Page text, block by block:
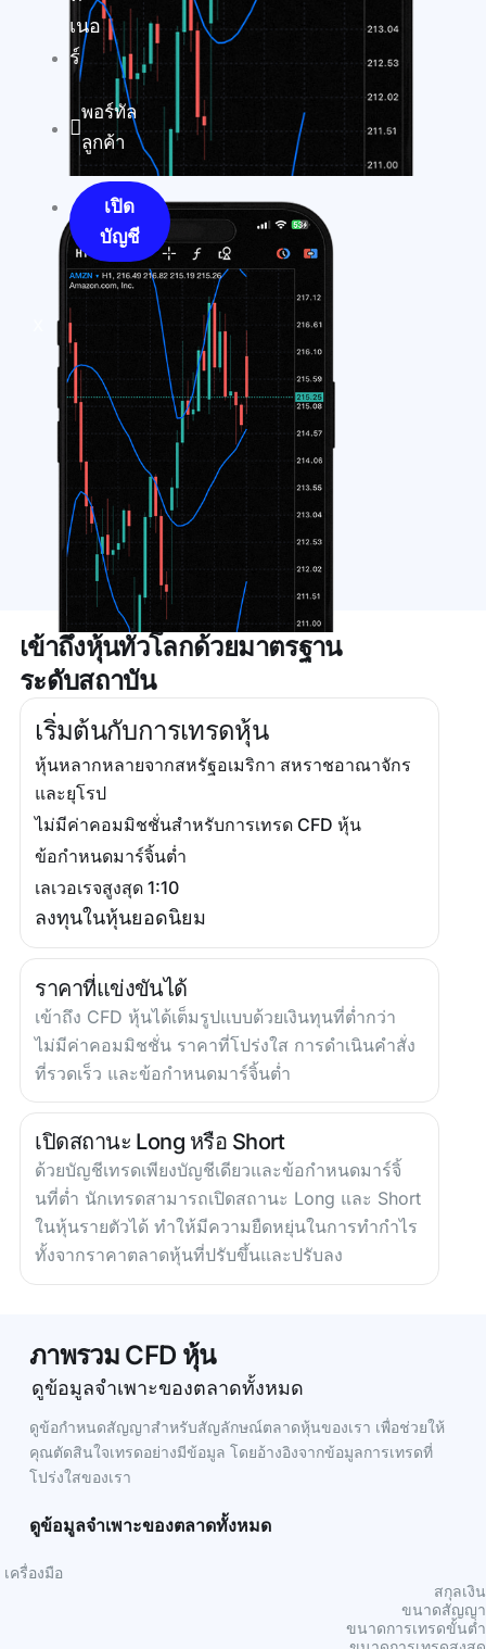
เนอ
ร์
พอร์ทัล
ลูกค้า
เปิด
บัญชี
เข้าถึงหุ้นทั่วโลกด้วยมาตรฐาน
ระดับสถาบัน
เริ่มต้นกับการเทรดหุ้น
หุ้นหลากหลายจากสหรัฐอเมริกา สหราชอาณาจักร
และยุโรป
ไม่มีค่าคอมมิชชั่นสำหรับการเทรด CFD หุ้น
ข้อกำหนดมาร์จิ้นต่ำ
เลเวอเรจสูงสุด 1:10
ลงทุนในหุ้นยอดนิยม
ราคาที่แข่งขันได้
เข้าถึง CFD หุ้นได้เต็มรูปแบบด้วยเงินทุนที่ต่ำกว่า
ไม่มีค่าคอมมิชชั่น ราคาที่โปร่งใส การดำเนินคำสั่ง
ที่รวดเร็ว และข้อกำหนดมาร์จิ้นต่ำ
เปิดสถานะ Long หรือ Short
ด้วยบัญชีเทรดเพียงบัญชีเดียวและข้อกำหนดมาร์จิ้
นที่ต่ำ นักเทรดสามารถเปิดสถานะ Long และ Short
ในหุ้นรายตัวได้ ทำให้มีความยืดหยุ่นในการทำกำไร
ทั้งจากราคาตลาดหุ้นที่ปรับขึ้นและปรับลง
ภาพรวม CFD หุ้น
ดูข้อมูลจำเพาะของตลาดทั้งหมด
ดูข้อกำหนดสัญญาสำหรับสัญลักษณ์ตลาดหุ้นของเรา เพื่อช่วยให้
คุณตัดสินใจเทรดอย่างมีข้อมูล โดยอ้างอิงจากข้อมูลการเทรดที่
โปร่งใสของเรา
ดูข้อมูลจำเพาะของตลาดทั้งหมด
เครื่องมือ
สกุลเงิน
ขนาดสัญญา
ขนาดการเทรดขั้นต่ำ